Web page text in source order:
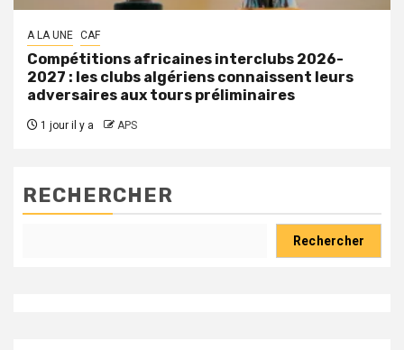
A LA UNE CAF
Compétitions africaines interclubs 2026-
2027 : les clubs algériens connaissent leurs
adversaires aux tours préliminaires
1 jour il y a APS
RECHERCHER
Rechercher